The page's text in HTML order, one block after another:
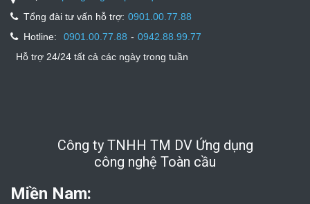
Tổng đài tư vấn hỗ trợ: 0901.00.77.88
Hotline:
0901.00.77.88 - 0942.88.99.77
Hỗ trợ 24/24 tất cả các ngày trong tuần
Công ty TNHH TM DV Ứng dụng
công nghệ Toàn cầu
Miền Nam: